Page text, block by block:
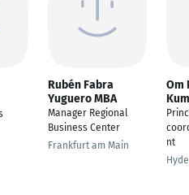
Rubén Fabra
Yuguero MBA
Manager Regional
Business Center
Frankfurt am Main
Om
nt